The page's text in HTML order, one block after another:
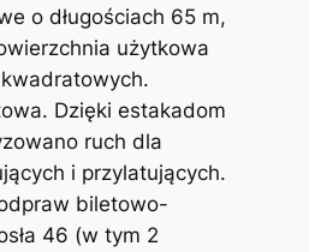
o długościach 65 m,
użytkowa
Dzięki estakadom
ruch dla
i przylatujących.
biletowo-
46 (w tym 2